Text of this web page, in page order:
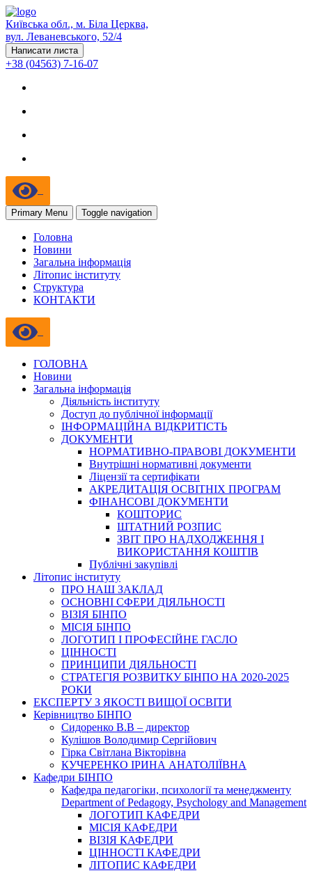
Київська обл., м. Біла Церква,
вул. Леваневського, 52/4
Написати листа
+38 (04563) 7-16-07
Primary Menu Toggle navigation
Головна
Новини
Загальна інформація
Літопис інституту
Структура
КОНТАКТИ
ГОЛОВНА
Новини
Загальна інформація
Діяльність інституту
Доступ до публічної інформації
ІНФОРМАЦІЙНА ВІДКРИТІСТЬ
ДОКУМЕНТИ
НОРМАТИВНО-ПРАВОВІ ДОКУМЕНТИ
Внутрішні нормативні документи
Ліцензії та сертифікати
АКРЕДИТАЦІЯ ОСВІТНІХ ПРОГРАМ
ФІНАНСОВІ ДОКУМЕНТИ
КОШТОРИС
ШТАТНИЙ РОЗПИС
ЗВІТ ПРО НАДХОДЖЕННЯ І
ВИКОРИСТАННЯ КОШТІВ
Публічні закупівлі
Літопис інституту
ПРО НАШ ЗАКЛАД
ОСНОВНІ СФЕРИ ДІЯЛЬНОСТІ
ВІЗІЯ БІНПО
МІСІЯ БІНПО
ЛОГОТИП І ПРОФЕСІЙНЕ ГАСЛО
ЦІННОСТІ
ПРИНЦИПИ ДІЯЛЬНОСТІ
СТРАТЕГІЯ РОЗВИТКУ БІНПО НА 2020-2025
РОКИ
ЕКСПЕРТУ З ЯКОСТІ ВИЩОЇ ОСВІТИ
Керівництво БІНПО
Сидоренко В.В – директор
Кулішов Володимир Сергійович
Гірка Світлана Вікторівна
КУЧЕРЕНКО ІРИНА АНАТОЛІЇВНА
Кафедри БІНПО
Кафедра педагогіки, психології та менеджменту
Department of Pedagogy, Psychology and Management
ЛОГОТИП КАФЕДРИ
МІСІЯ КАФЕДРИ
ВІЗІЯ КАФЕДРИ
ЦІННОСТІ КАФЕДРИ
ЛІТОПИС КАФЕДРИ